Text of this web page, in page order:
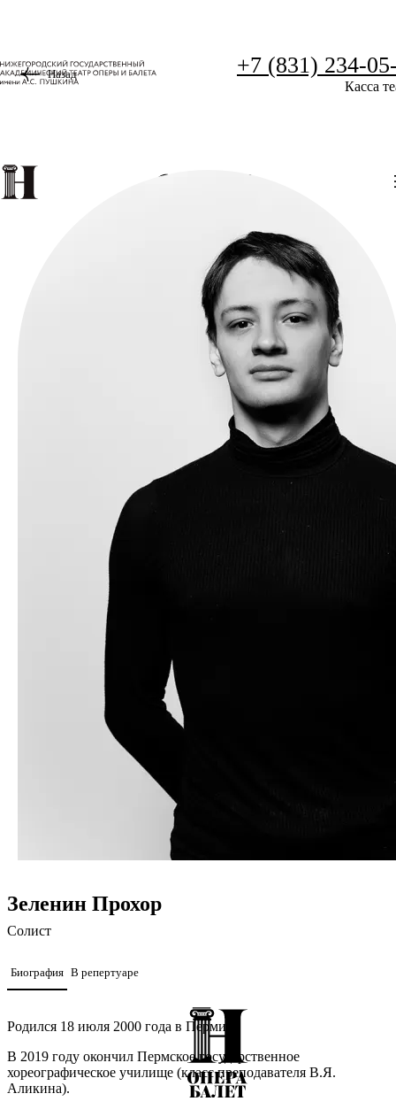
+7 (831) 234-
Касса
Назад
Зеленин Прохор
Солист
Биография В репертуаре
Родился 18 июля 2000 года в Перми.
В 2019 году окончил Пермское государственное
хореографическое училище (класс преподавателя В.Я.
Аликина).